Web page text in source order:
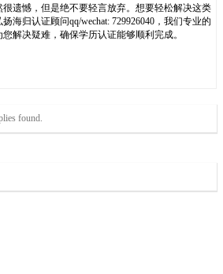
遗憾，但是绝不要轻言放弃。想要轻松解决这类
海归认证顾问qq/wechat: 729926040，我们专业的
解决疑难，确保学历认证能够顺利完成。
found.